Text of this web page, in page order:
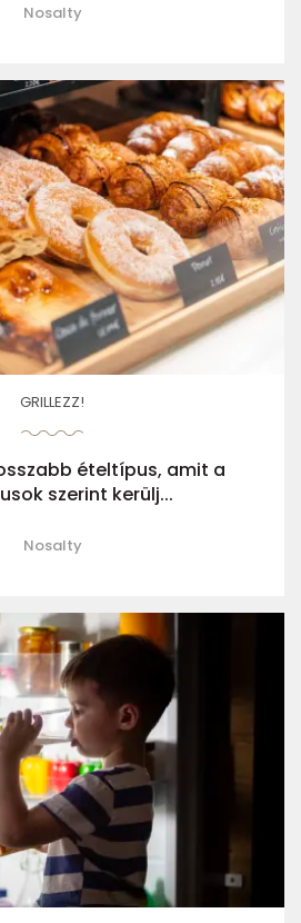
Nosalty
GRILLEZZ!
ételtípus, amit a
szerint kerülj...
Nosalty